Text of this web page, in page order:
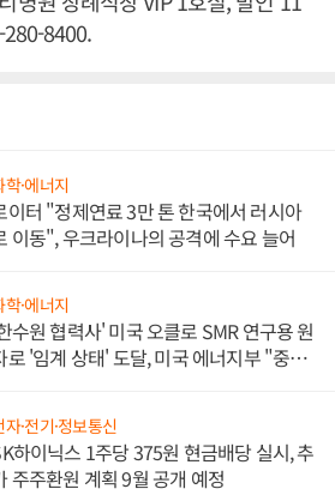
8400.
학·에너지
이터 "정제연료 3만 톤 한국에서 러시아
이동", 우크라이나의 공격에 수요 늘어
학·에너지
수원 협력사' 미국 오클로 SMR 연구용 원
로 '임계 상태' 도달, 미국 에너지부 "중요
자·전기·정보통신
하이닉스 1주당 375원 현금배당 실시, 추
주주환원 계획 9월 공개 예정